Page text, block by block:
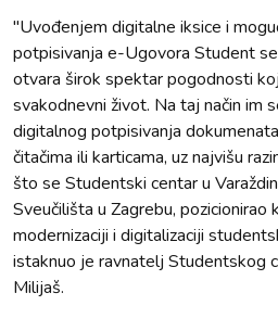
"Uvođenjem digitalne iksice i
potpisivanja e-Ugovora Student
otvara širok spektar pogodnosti
svakodnevni život. Na taj način im
digitalnog potpisivanja
čitačima ili karticama, uz najvišu
što se Studentski centar u
Sveučilišta u Zagrebu, pozicionirao
modernizaciji i digitalizaciji
istaknuo je ravnatelj Studentskog
Milijaš.